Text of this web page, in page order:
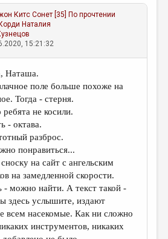
Китс Сонет [35] По прочтении
Корди Наталия
15:21:32
Наташа.
поле больше похоже на
Тогда - стерня.
не косили.
- октава.
разброс.
понравиться...
на сайт с ангельским
на замедленной скорости.
- можно найти. А текст такой -
здесь услышите, издают
всем насекомые. Как ни сложно
инструментов, никаких